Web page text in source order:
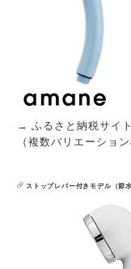
→ ふるさと納税サイ
（複数バリエーショ
ストップレバー付きモデル（節水